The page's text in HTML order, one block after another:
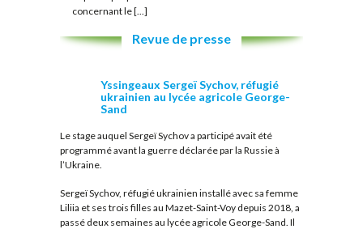
concernant le [...]
Revue de presse
Yssingeaux Sergeï Sychov, réfugié
ukrainien au lycée agricole George-
Sand
Le stage auquel Sergeï Sychov a participé avait été
programmé avant la guerre déclarée par la Russie à
l’Ukraine.
Sergeï Sychov, réfugié ukrainien installé avec sa femme
Liliia et ses trois filles au Mazet-Saint-Voy depuis 2018, a
passé deux semaines au lycée agricole George-Sand. Il